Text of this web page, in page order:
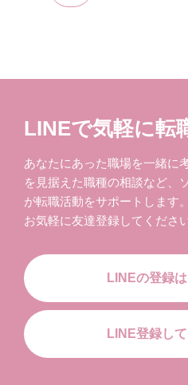
LINEで気軽に転
あなたにあった職場を一緒に
を見据えた職種の相談など、
が転職活動をサポートします。
お気軽に友達登録してください
LINEの登録
LINE登録し